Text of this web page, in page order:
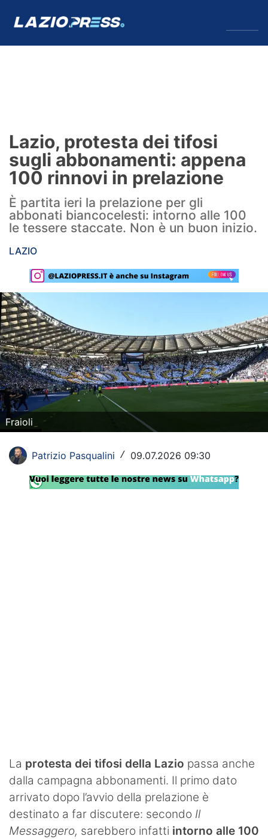
Formello
Infortuni
Primavera
Calciomercato
Lazio Women
Rassegna Lazio
Social
Calcio
Serie A
Champions League
Europa League
Altri Sport
Lazio, protesta dei tifosi
sugli abbonamenti: appena
100 rinnovi in prelazione
È partita ieri la prelazione per gli
abbonati biancocelesti: intorno alle 100
le tessere staccate. Non è un buon inizio.
LAZIO
Fraioli
Patrizio Pasqualini / 09.07.2026 09:30
La protesta dei tifosi della Lazio passa anche
dalla campagna abbonamenti. Il primo dato
arrivato dopo l’avvio della prelazione è
destinato a far discutere: secondo Il
Messaggero, sarebbero infatti intorno alle 100